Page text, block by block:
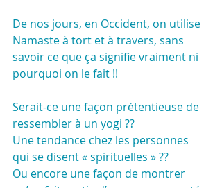
De nos jours, en Occident, on utilise
Namaste à tort et à travers, sans
savoir ce que ça signifie vraiment ni
pourquoi on le fait !!
Serait-ce une façon prétentieuse de
ressembler à un yogi ??
Une tendance chez les personnes
qui se disent « spirituelles » ??
Ou encore une façon de montrer